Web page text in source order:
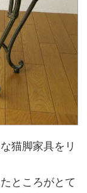
猫脚家具をリ
ところがとて